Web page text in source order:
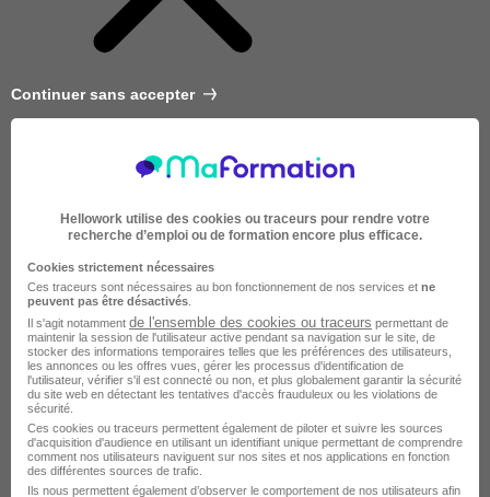
Très courte
Continuer sans accepter
Hellowork utilise des cookies ou traceurs pour rendre votre
recherche d’emploi ou de formation encore plus efficace.
Cookies strictement nécessaires
Ces traceurs sont nécessaires au bon fonctionnement de nos services et ne
peuvent pas être désactivés
Il s'agit notamment de l'ensemble des cookies ou traceurs permettant de
maintenir la session de l'utilisateur active pendant sa navigation sur le site, de
stocker des informations temporaires telles que les préférences des utilisateurs,
les annonces ou les offres vues, gérer les processus d'identification de
l'utilisateur, vérifier s'il est connecté ou non, et plus globalement garantir la sécurité
du site web en détectant les tentatives d'accès frauduleux ou les violations de
sécurité.
Ces cookies ou traceurs permettent également de piloter et suivre les sources
d'acquisition d'audience en utilisant un identifiant unique permettant de comprendre
comment nos utilisateurs naviguent sur nos sites et nos applications en fonction
des différentes sources de trafic.
Ils nous permettent également d’observer le comportement de nos utilisateurs afin